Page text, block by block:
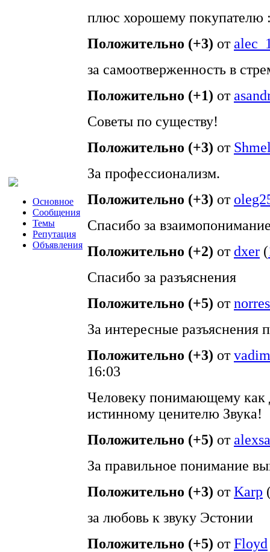
Основное
Сообщения
Темы
Репутация
Объявления
плюс хорошему покупателю
Положительно (+3) от
за самоотверженность в
Положительно (+1) от
Советы по существу!
Положительно (+3) от
За профессионализм.
Положительно (+3) от
Спасибо за
Положительно (+2) отdxer (
Спасибо за разъяснения
Положительно (+5) от
За интересные разъяснения
Положительно (+3) от
16:03
Человеку понимающему как
истинному ценителю Звука!
Положительно (+5) от
За правильное понимание
Положительно (+3) отKarp
за любовь к звуку Эстонии
Положительно (+5) отFloyd